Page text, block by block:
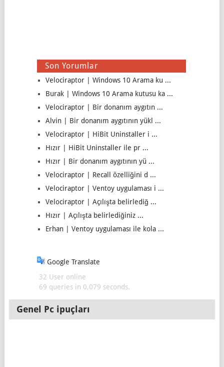
Son Yorumlar
Velociraptor | Windows 10 Arama ku ...
Burak | Windows 10 Arama kutusu ka ...
Velociraptor | Bir donanım aygıtın ...
Alvin | Bir donanım aygıtının yükl ...
Velociraptor | HiBit Uninstaller i ...
Hızır | HiBit Uninstaller ile pr ...
Hızır | Bir donanım aygıtının yü ...
Velociraptor | Recall özelliğini d ...
Velociraptor | Ventoy uygulaması i ...
Velociraptor | Açılışta belirlediğ ...
Hızır | Açılışta belirlediğiniz ...
Erhan | Ventoy uygulaması ile kola ...
Google Translate
32 User online
69 queries in 0,079 seconds.
Genel Pc ipuçları